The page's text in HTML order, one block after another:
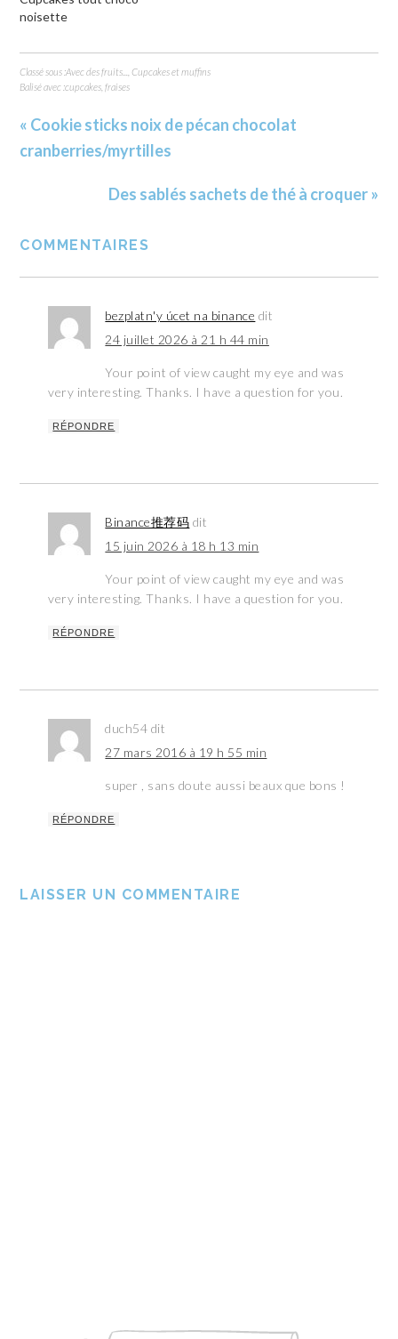
noisette
Classé sous :Avec des fruits... ,Cupcakes et muffins
Balisé avec :cupcakes ,fraises
« Cookie sticks noix de pécan chocolat
cranberries/myrtilles
Des sablés sachets de thé à croquer »
COMMENTAIRES
bezplatn'y úcet na binance dit
24 juillet 2026 à 21 h 44 min
Your point of view caught my eye and was
very interesting. Thanks. I have a question for you.
RÉPONDRE
Binance推荐码 dit
15 juin 2026 à 18 h 13 min
Your point of view caught my eye and was
very interesting. Thanks. I have a question for you.
RÉPONDRE
duch54 dit
27 mars 2016 à 19 h 55 min
super , sans doute aussi beaux que bons !
RÉPONDRE
LAISSER UN COMMENTAIRE